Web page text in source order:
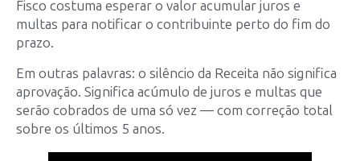
Fisco costuma esperar o valor acumular juros e
multas para notificar o contribuinte perto do fim do
prazo.
Em outras palavras: o silêncio da Receita não significa
aprovação. Significa acúmulo de juros e multas que
serão cobrados de uma só vez — com correção total
sobre os últimos 5 anos.